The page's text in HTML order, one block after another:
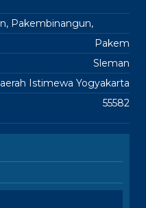
Pakembinangun,
Pakem
Sleman
Istimewa Yogyakarta
55582